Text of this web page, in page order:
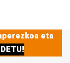
eta